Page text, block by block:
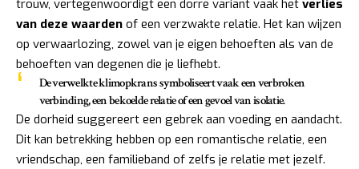
trouw, vertegenwoordigt een dorre variant vaak het verlies
van deze waarden of een verzwakte relatie. Het kan wijzen
op verwaarlozing, zowel van je eigen behoeften als van de
behoeften van degenen die je liefhebt.
De verwelkte klimopkrans symboliseert vaak een verbroken
verbinding, een bekoelde relatie of een gevoel van isolatie.
De dorheid suggereert een gebrek aan voeding en aandacht.
Dit kan betrekking hebben op een romantische relatie, een
vriendschap, een familieband of zelfs je relatie met jezelf.